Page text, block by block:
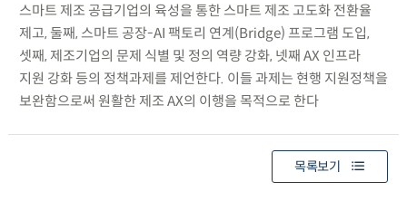
스마트 제조 공급기업의 육성을 통한 스마트 제조 고도화 전환율
제고, 둘째, 스마트 공장-AI 팩토리 연계(Bridge) 프로그램 도입,
셋째, 제조기업의 문제 식별 및 정의 역량 강화, 넷째 AX 인프라
지원 강화 등의 정책과제를 제언한다. 이들 과제는 현행 지원정책을
보완함으로써 원활한 제조 AX의 이행을 목적으로 한다
목록보기